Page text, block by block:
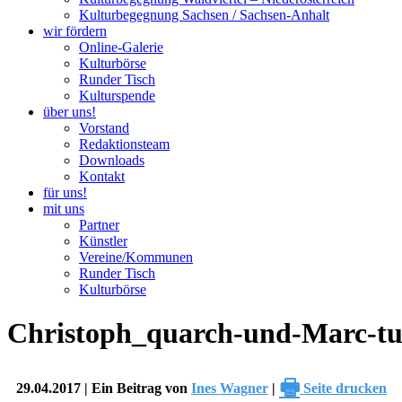
Kulturbegegnung Sachsen / Sachsen-Anhalt
wir fördern
Online-Galerie
Kulturbörse
Runder Tisch
Kulturspende
über uns!
Vorstand
Redaktionsteam
Downloads
Kontakt
für uns!
mit uns
Partner
Künstler
Vereine/Kommunen
Runder Tisch
Kulturbörse
Christoph_quarch-und-Marc-
29.04.2017 | Ein Beitrag von Ines Wagner | 🖶 Seite drucken